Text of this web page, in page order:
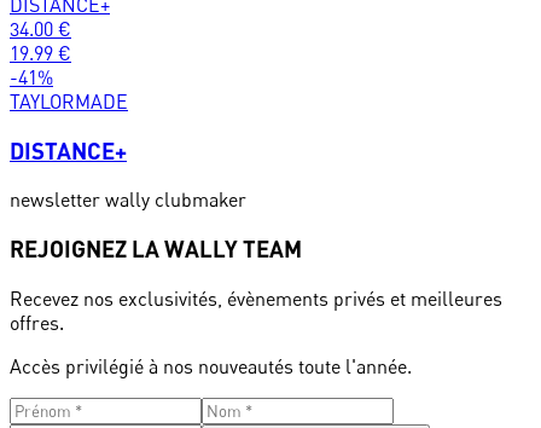
34.00 €
19.99 €
-41%
TAYLORMADE
DISTANCE+
newsletter wally clubmaker
REJOIGNEZ LA WALLY TEAM
Recevez nos exclusivités, évènements privés et meilleures
offres.
Accès privilégié à nos nouveautés toute l'année.